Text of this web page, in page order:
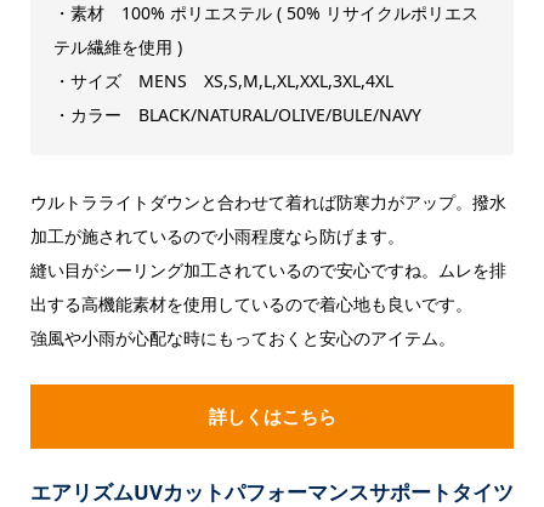
・素材 100% ポリエステル ( 50% リサイクルポリエス
テル繊維を使用 )
・サイズ MENS XS,S,M,L,XL,XXL,3XL,4XL
・カラー BLACK/NATURAL/OLIVE/BULE/NAVY
ウルトラライトダウンと合わせて着れば防寒力がアップ。撥水
加工が施されているので小雨程度なら防げます。
縫い目がシーリング加工されているので安心ですね。ムレを排
出する高機能素材を使用しているので着心地も良いです。
強風や小雨が心配な時にもっておくと安心のアイテム。
詳しくはこちら
エアリズムUVカットパフォーマンスサポートタイツ